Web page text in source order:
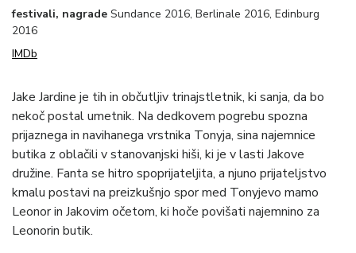
festivali, nagrade Sundance 2016, Berlinale 2016, Edinburg
2016
IMDb
Jake Jardine je tih in občutljiv trinajstletnik, ki sanja, da bo
nekoč postal umetnik. Na dedkovem pogrebu spozna
prijaznega in navihanega vrstnika Tonyja, sina najemnice
butika z oblačili v stanovanjski hiši, ki je v lasti Jakove
družine. Fanta se hitro spoprijateljita, a njuno prijateljstvo
kmalu postavi na preizkušnjo spor med Tonyjevo mamo
Leonor in Jakovim očetom, ki hoče povišati najemnino za
Leonorin butik.